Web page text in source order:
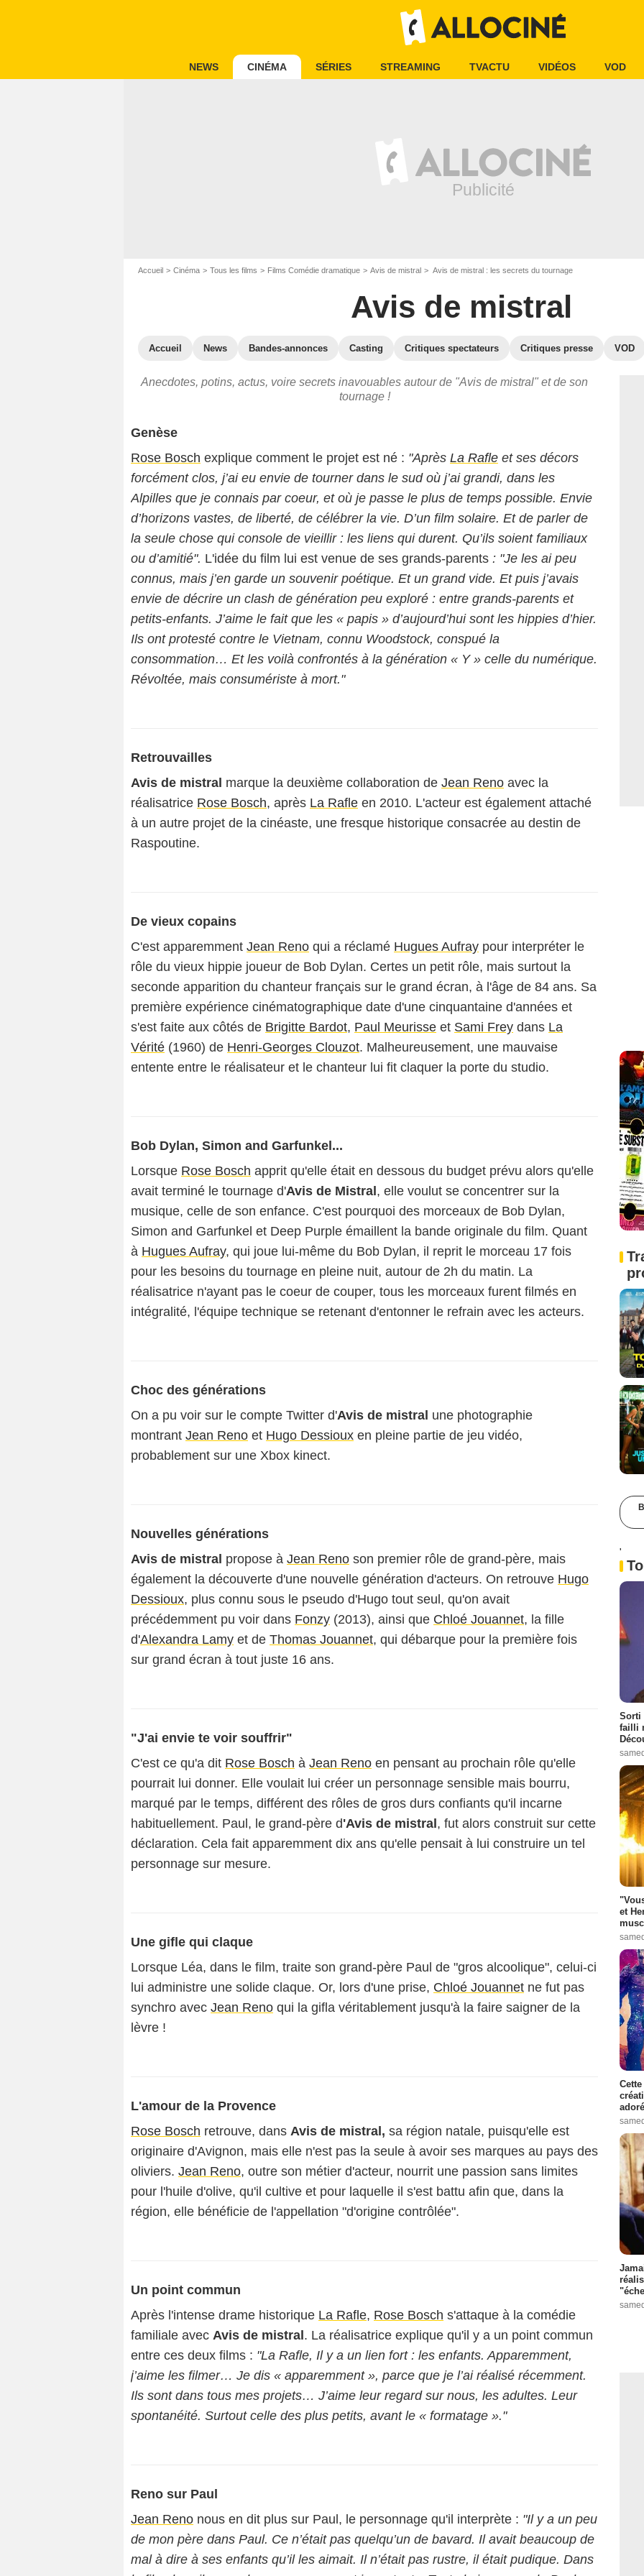
NEWS CINÉMA SÉRIES STREAMING TVACTU VIDÉOS VOD
Accueil Cinéma Tous les films Films Comédie dramatique Avis de mistral Avis de mistral : les secrets du tournage
Avis de mistral
Accueil News Bandes-annonces Casting Critiques spectateurs Critiques presse VOD
Anecdotes, potins, actus, voire secrets inavouables autour de "Avis de mistral" et de son
tournage !
Genèse
Rose Bosch explique comment le projet est né : "Après La Rafle et ses décors
forcément clos, j’ai eu envie de tourner dans le sud où j’ai grandi, dans les
Alpilles que je connais par coeur, et où je passe le plus de temps possible. Envie
d’horizons vastes, de liberté, de célébrer la vie. D’un film solaire. Et de parler de
la seule chose qui console de vieillir : les liens qui durent. Qu’ils soient familiaux
ou d’amitié". L'idée du film lui est venue de ses grands-parents : "Je les ai peu
connus, mais j’en garde un souvenir poétique. Et un grand vide. Et puis j’avais
envie de décrire un clash de génération peu exploré : entre grands-parents et
petits-enfants. J’aime le fait que les « papis » d’aujourd’hui sont les hippies d’hier.
Ils ont protesté contre le Vietnam, connu Woodstock, conspué la
consommation… Et les voilà confrontés à la génération « Y » celle du numérique.
Révoltée, mais consumériste à mort."
Retrouvailles
Avis de mistral marque la deuxième collaboration de Jean Reno avec la
réalisatrice Rose Bosch, après La Rafle en 2010. L'acteur est également attaché
à un autre projet de la cinéaste, une fresque historique consacrée au destin de
Raspoutine.
De vieux copains
C'est apparemment Jean Reno qui a réclamé Hugues Aufray pour interpréter le
rôle du vieux hippie joueur de Bob Dylan. Certes un petit rôle, mais surtout la
seconde apparition du chanteur français sur le grand écran, à l'âge de 84 ans. Sa
première expérience cinématographique date d'une cinquantaine d'années et
s'est faite aux côtés de Brigitte Bardot, Paul Meurisse et Sami Frey dans La
Vérité (1960) de Henri-Georges Clouzot. Malheureusement, une mauvaise
entente entre le réalisateur et le chanteur lui fit claquer la porte du studio.
Bob Dylan, Simon and Garfunkel...
Lorsque Rose Bosch apprit qu'elle était en dessous du budget prévu alors qu'elle
avait terminé le tournage d'Avis de Mistral , elle voulut se concentrer sur la
musique, celle de son enfance. C'est pourquoi des morceaux de Bob Dylan,
Simon and Garfunkel et Deep Purple émaillent la bande originale du film. Quant
à Hugues Aufray, qui joue lui-même du Bob Dylan, il reprit le morceau 17 fois
pour les besoins du tournage en pleine nuit, autour de 2h du matin. La
réalisatrice n'ayant pas le coeur de couper, tous les morceaux furent filmés en
intégralité, l'équipe technique se retenant d'entonner le refrain avec les acteurs.
Choc des générations
On a pu voir sur le compte Twitter d'Avis de mistral une photographie
montrant Jean Reno et Hugo Dessioux en pleine partie de jeu vidéo,
probablement sur une Xbox kinect.
Nouvelles générations
Avis de mistral propose à Jean Reno son premier rôle de grand-père, mais
également la découverte d'une nouvelle génération d'acteurs. On retrouve Hugo
Dessioux, plus connu sous le pseudo d'Hugo tout seul, qu'on avait
précédemment pu voir dans Fonzy (2013), ainsi que Chloé Jouannet, la fille
d'Alexandra Lamy et de Thomas Jouannet, qui débarque pour la première fois
sur grand écran à tout juste 16 ans.
"J'ai envie te voir souffrir"
C'est ce qu'a dit Rose Bosch à Jean Reno en pensant au prochain rôle qu'elle
pourrait lui donner. Elle voulait lui créer un personnage sensible mais bourru,
marqué par le temps, différent des rôles de gros durs confiants qu'il incarne
habituellement. Paul, le grand-père d'Avis de mistral , fut alors construit sur cette
déclaration. Cela fait apparemment dix ans qu'elle pensait à lui construire un tel
personnage sur mesure.
Une gifle qui claque
Lorsque Léa, dans le film, traite son grand-père Paul de "gros alcoolique", celui-ci
lui administre une solide claque. Or, lors d'une prise, Chloé Jouannet ne fut pas
synchro avec Jean Reno qui la gifla véritablement jusqu'à la faire saigner de la
lèvre !
L'amour de la Provence
Rose Bosch retrouve, dans Avis de mistral, sa région natale, puisqu'elle est
originaire d'Avignon, mais elle n'est pas la seule à avoir ses marques au pays des
oliviers. Jean Reno, outre son métier d'acteur, nourrit une passion sans limites
pour l'huile d'olive, qu'il cultive et pour laquelle il s'est battu afin que, dans la
région, elle bénéficie de l'appellation "d'origine contrôlée".
Un point commun
Après l'intense drame historique La Rafle, Rose Bosch s'attaque à la comédie
familiale avec Avis de mistral . La réalisatrice explique qu'il y a un point commun
entre ces deux films : "La Rafle, Il y a un lien fort : les enfants. Apparemment,
j’aime les filmer… Je dis « apparemment », parce que je l’ai réalisé récemment.
Ils sont dans tous mes projets… J’aime leur regard sur nous, les adultes. Leur
spontanéité. Surtout celle des plus petits, avant le « formatage »."
Reno sur Paul
Jean Reno nous en dit plus sur Paul, le personnage qu'il interprète : "Il y a un peu
de mon père dans Paul. Ce n’était pas quelqu’un de bavard. Il avait beaucoup de
mal à dire à ses enfants qu’il les aimait. Il n’était pas rustre, il était pudique. Dans
'
Sorti
failli
et